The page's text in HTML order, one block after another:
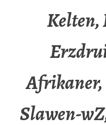
Afrikaner,
Slawen-